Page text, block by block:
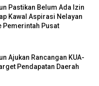
Pastikan Belum Ada Izin
Kawal Aspirasi Nelayan
Pemerintah Pusat
Ajukan Rancangan KUA-
Pendapatan Daerah